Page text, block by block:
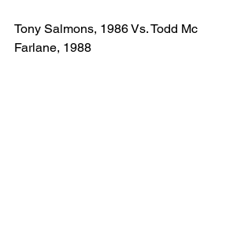
Tony Salmons, 1986 Vs. Todd Mc
Farlane, 1988